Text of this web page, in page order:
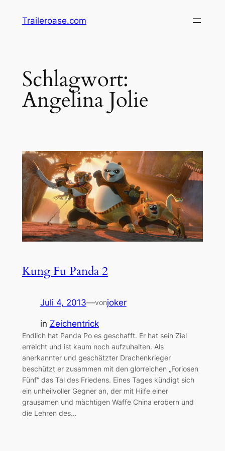
InhaltTraileroase.com
Schlagwort:
Angelina Jolie
Kung Fu Panda 2
Juli 4, 2013—vonjoker
in Zeichentrick
Endlich hat Panda Po es geschafft. Er hat sein Ziel
erreicht und ist kaum noch aufzuhalten. Als
anerkannter und geschätzter Drachenkrieger
beschützt er zusammen mit den glorreichen „Foriosen
Fünf“ das Tal des Friedens. Eines Tages kündigt sich
ein unheilvoller Gegner an, der mit Hilfe einer
grausamen und mächtigen Waffe China erobern und
die Lehren des…